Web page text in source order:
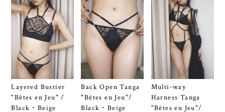
Layered Bustier
"Bêtes en Jeu" /
Black・Beige
Back Open Tanga
"Bêtes en Jeu"/
Black・Beige
Multi-way
Harness Tanga
"Bêtes en Jeu"/